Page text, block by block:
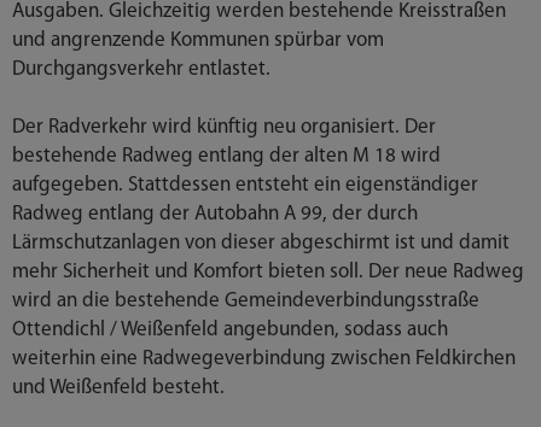
Ausgaben. Gleichzeitig werden bestehende Kreisstraßen
und angrenzende Kommunen spürbar vom
Durchgangsverkehr entlastet.
Der Radverkehr wird künftig neu organisiert. Der
bestehende Radweg entlang der alten M 18 wird
aufgegeben. Stattdessen entsteht ein eigenständiger
Radweg entlang der Autobahn A 99, der durch
Lärmschutzanlagen von dieser abgeschirmt ist und damit
mehr Sicherheit und Komfort bieten soll. Der neue Radweg
wird an die bestehende Gemeindeverbindungsstraße
Ottendichl / Weißenfeld angebunden, sodass auch
weiterhin eine Radwegeverbindung zwischen Feldkirchen
und Weißenfeld besteht.